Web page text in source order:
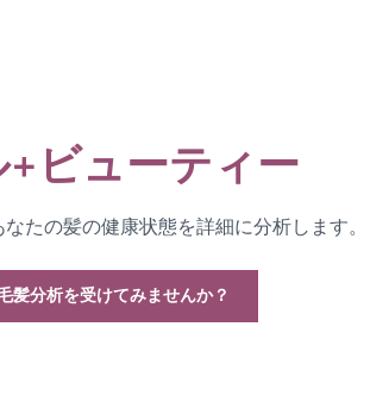
+ビューティー
たの髪の健康状態を詳細に分析します。
髪分析を受けてみませんか？